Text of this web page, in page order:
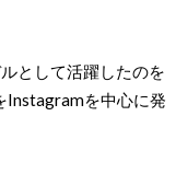
として活躍したのを
Instagramを中心に発